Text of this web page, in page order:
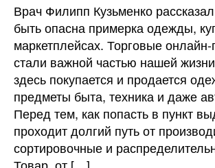
Врач Филипп Кузьменко
быть опасна примерка одежды,
маркетплейсах. Торговые
стали важной частью нашей
здесь покупается и продается
предметы быта, техника и даже
Перед тем, как попасть в пункт
проходит долгий путь от
сортировочные и
Товар, от […]